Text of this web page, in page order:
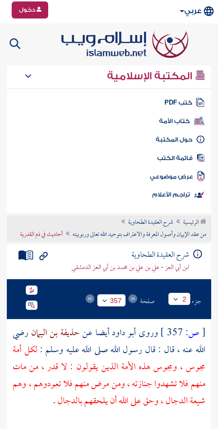
عربي دخول
المكتبة الإسلامية
كتب PDF
كتاب الأمة
المكتبة
الكتب
موضوعي
تراجم الأعلام
الرئيسية
شرح العقيدة الطحاوية
من عقد الإيمان وأصول المعرفة والاعتراف بتوحيد الله تعالى وربوبيته
أحاديث في ذم القدرية
شرح العقيدة الطحاوية
ابن أبي العز - علي بن علي بن محمد بن أبي العز الدمشقي
جزء 2 صفحة 357
[ص: وروىأبو داودأيضا عنحذيفة بن اليمانرضي
الله عنه ، قال : قال رسول الله صلى الله عليه وسلم :لكل أمة
مجوس ، ومجوس هذه الأمة الذين يقولون : لا قدر ، من مات
منهم فلا تشهدوا جنازته ، ومن مرض منهم فلا تعودوهم ، وهم
شيعة الدجال ، وحق على الله أن يلحقهم بالدجال.